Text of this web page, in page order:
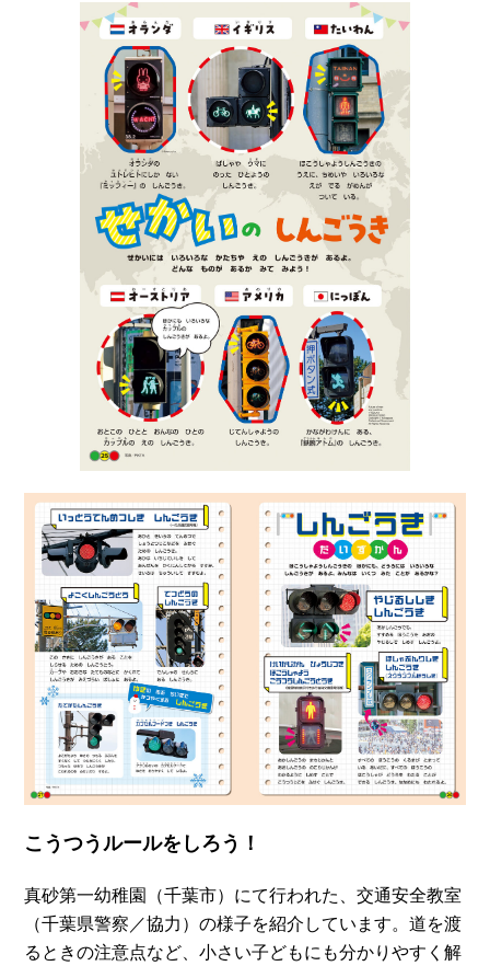
こうつうルールをしろう！
真砂第一幼稚園（千葉市）にて行われた、交通安全教室
（千葉県警察／協力）の様子を紹介しています。道を渡
るときの注意点など、小さい子どもにも分かりやすく解